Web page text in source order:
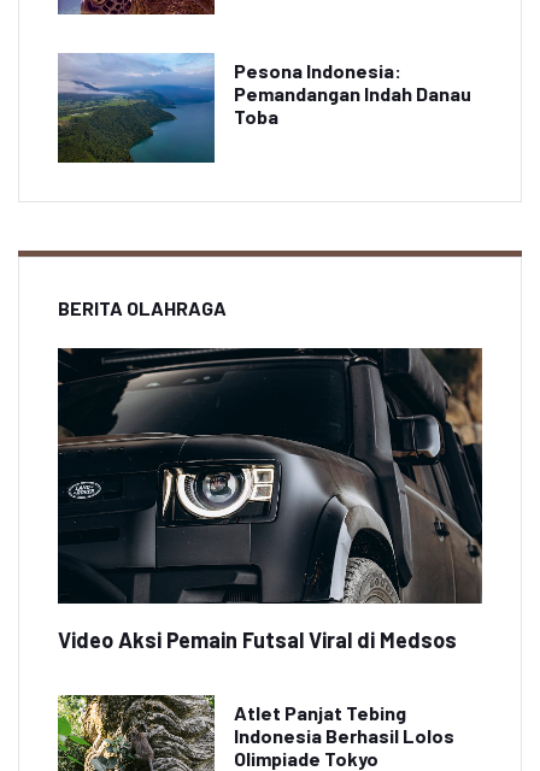
Pesona Indonesia:
Pemandangan Indah Danau
Toba
BERITA OLAHRAGA
Video Aksi Pemain Futsal Viral di Medsos
Atlet Panjat Tebing
Indonesia Berhasil Lolos
Olimpiade Tokyo